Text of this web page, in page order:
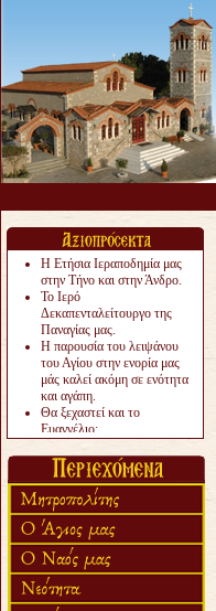
Η Ετήσια Ιεραποδημία μας
στην Τήνο και στην Άνδρο.
Το Ιερό
Δεκαπενταλείτουργο της
Παναγίας μας.
Η παρουσία του λειψάνου
του Αγίου στην ενορία μας
μάς καλεί ακόμη σε ενότητα
και αγάπη.
Θα ξεχαστεί και το
Ευαγγέλιο;
«πολύ αργά».
Ζητείται....